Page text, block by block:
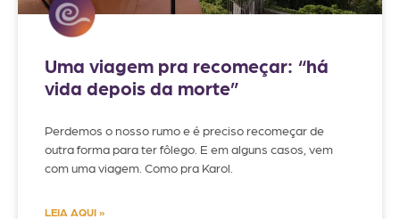
Uma viagem pra recomeçar: “há
vida depois da morte”
Perdemos o nosso rumo e é preciso recomeçar de
outra forma para ter fôlego. E em alguns casos, vem
com uma viagem. Como pra Karol.
LEIA AQUI »